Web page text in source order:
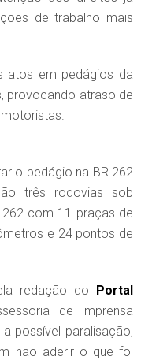
de trabalho mais
atos em pedágios da
provocando atraso de
o pedágio na BR 262
três rodovias sob
com 11 praças de
e 24 pontos de
redação do Portal
de imprensa
possível paralisação,
não aderir o que foi